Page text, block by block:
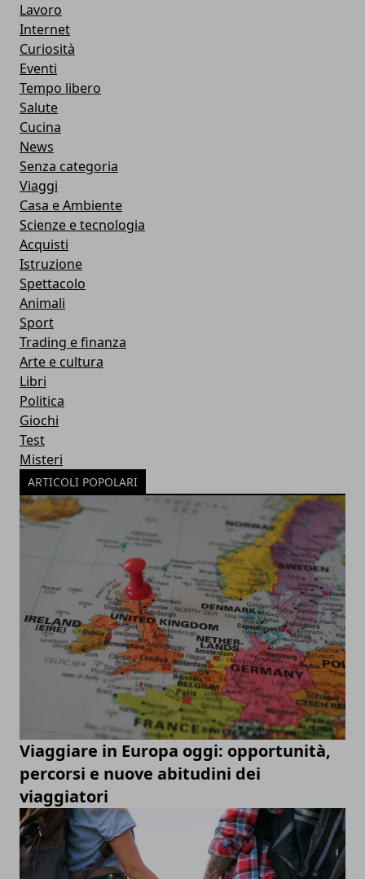
Lavoro
Internet
Curiosità
Eventi
Tempo libero
Salute
Cucina
News
Senza categoria
Viaggi
Casa e Ambiente
Scienze e tecnologia
Acquisti
Istruzione
Spettacolo
Animali
Sport
Trading e finanza
Arte e cultura
Libri
Politica
Giochi
Test
Misteri
ARTICOLI POPOLARI
Viaggiare in Europa oggi: opportunità,
percorsi e nuove abitudini dei
viaggiatori